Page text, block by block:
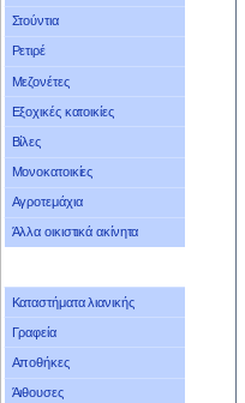
Στούντια
Ρετιρέ
Μεζονέτες
Εξοχικές κατοικίες
Βίλες
Μονοκατοικίες
Αγροτεμάχια
Άλλα οικιστικά ακίνητα
Καταστήματα λιανικής
Γραφεία
Αποθήκες
Άιθουσες